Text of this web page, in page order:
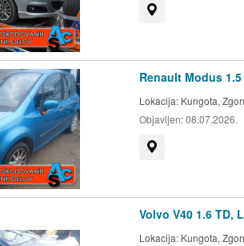
Renault Modus
Lokacija: Kungota,
Objavljen:08.07.2026.
Volvo V40 1.6 TD,
Lokacija: Kungota,